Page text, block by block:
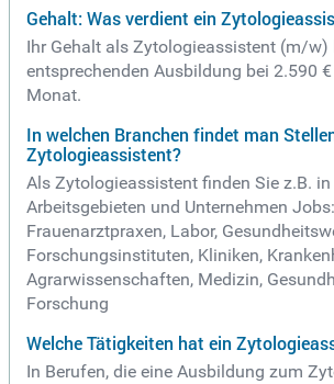
Gehalt: Was verdient ein
Ihr Gehalt als Zytologieassistent (m/w)
entsprechenden Ausbildung bei 2.590
Monat.
In welchen Branchen findet man
Zytologieassistent?
Als Zytologieassistent finden Sie z.B.
Arbeitsgebieten und Unternehmen
Frauenarztpraxen, Labor,
Forschungsinstituten, Kliniken,
Agrarwissenschaften, Medizin,
Forschung
Welche Tätigkeiten hat ein
In Berufen, die eine Ausbildung zum